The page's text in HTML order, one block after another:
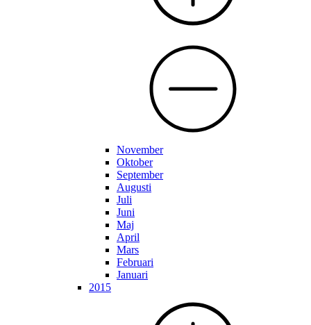
November
Oktober
September
Augusti
Juli
Juni
Maj
April
Mars
Februari
Januari
2015